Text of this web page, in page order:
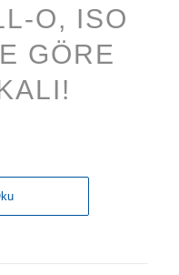
O, ISO
GÖRE